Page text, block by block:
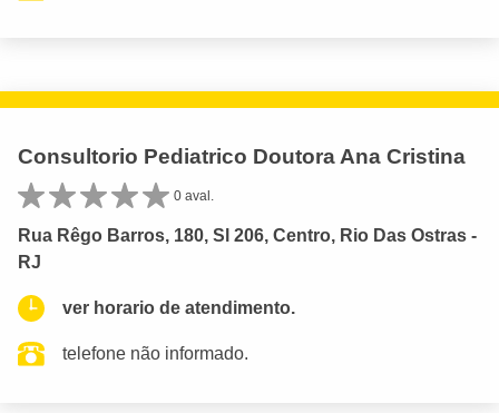
Consultorio Pediatrico Doutora Ana Cristina
0 aval.
Rua Rêgo Barros, 180, Sl 206, Centro, Rio Das Ostras -
RJ
ver horario de atendimento.
telefone não informado.